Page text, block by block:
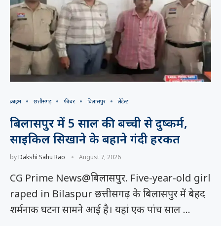
क्राइम छत्तीसगढ़ फीचर बिलासपुर लेटेस्ट
बिलासपुर में 5 साल की बच्ची से दुष्कर्म,
साइकिल सिखाने के बहाने गंदी हरकत
byDakshi Sahu Rao August 7, 2026
CG Prime News@बिलासपुर. Five-year-old girl
raped in Bilaspur छत्तीसगढ़ के बिलासपुर में बेहद
शर्मनाक घटना सामने आई है। यहां एक पांच साल …